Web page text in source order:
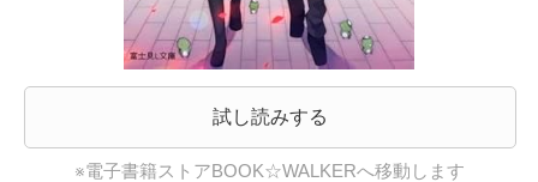
試し読みする
※電子書籍ストアBOOK☆WALKERへ移動します